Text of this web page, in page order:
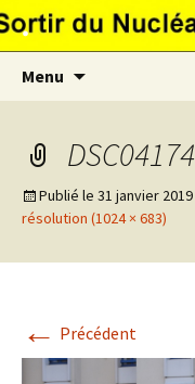
Aller
au .
Menu
DSC04174
Publié le 31 janvier 2019
résolution (1024 × 683)
← Précédent